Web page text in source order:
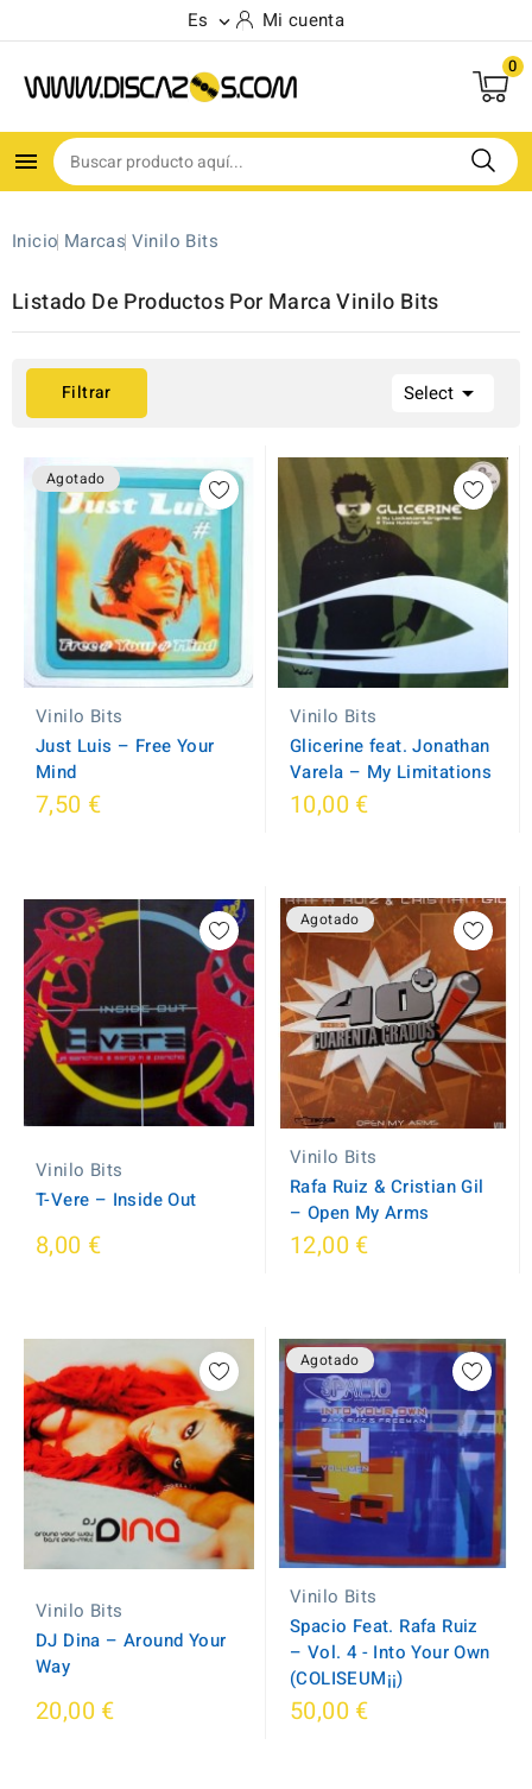
Es  Mi cuenta
0

Inicio Marcas Vinilo Bits
Listado De Productos Por Marca Vinilo Bits
Filtrar Select 
Agotado
Vinilo Bits
Just Luis ‎– Free Your
Mind
7,50 €
Vinilo Bits
Glicerine feat. Jonathan
Varela – My Limitations
10,00 €
Vinilo Bits
T-Vere – Inside Out
8,00 €
Agotado
Vinilo Bits
Rafa Ruiz & Cristian Gil
– Open My Arms
12,00 €
Vinilo Bits
DJ Dina – Around Your
Way
20,00 €
Agotado
Vinilo Bits
Spacio Feat. Rafa Ruiz
– Vol. 4 - Into Your Own
(COLISEUM¡¡)
50,00 €